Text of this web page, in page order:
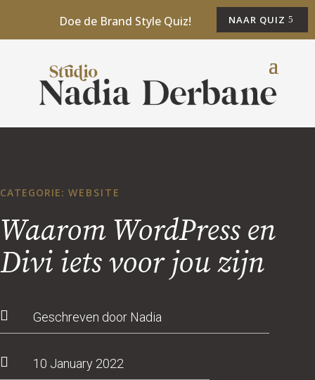
Doe de Brand Style Quiz! NAAR QUIZ
CATEGORIE: WEBSITE
Waarom WordPress en
Divi iets voor jou zijn
 Geschreven door Nadia
 10 January 2022